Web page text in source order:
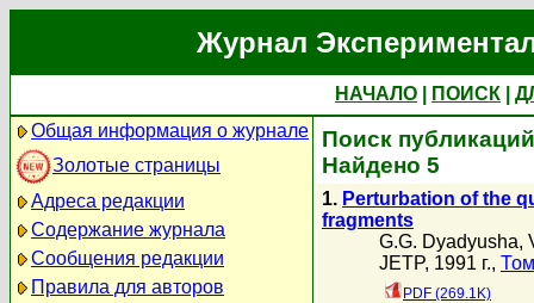
Журнал
НАЧАЛО ПОИСК
Общая информация о журнале
Золотые страницы
Адреса редакции
Содержание журнала
Сообщения редакции
Правила для авторов
Поиск
Найдено 5
1. Perturbation of the
fragments
G.G. Dyadyusha,
JETP, 1991 г.,
PDF (269.1K)